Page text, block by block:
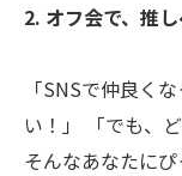
2. オフ会で、推
「SNSで仲良く
い！」 「でも、
そんなあなたに